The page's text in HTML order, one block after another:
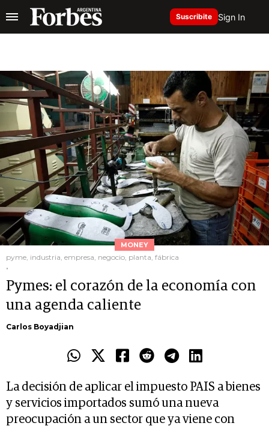
Suscribite Sign In
MONEY
pyme, industria, empresa, negocio, planta, fábrica
.
Pymes: el corazón de la economía con
una agenda caliente
Carlos Boyadjian
La decisión de aplicar el impuesto PAIS a bienes
y servicios importados sumó una nueva
preocupación a un sector que ya viene con